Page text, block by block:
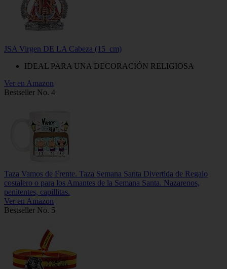
JSA Virgen DE LA Cabeza (15_cm)
IDEAL PARA UNA DECORACIÓN RELIGIOSA
Ver en Amazon
Bestseller No. 4
Taza Vamos de Frente. Taza Semana Santa Divertida de Regalo
costalero o para los Amantes de la Semana Santa. Nazarenos,
penitentes, capillitas.
Ver en Amazon
Bestseller No. 5